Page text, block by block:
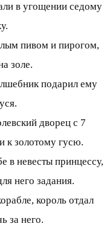
в угощении седому
пивом и пирогом,
золе.
подарил ему
дворец с 7
к золотому гусю.
в невесты принцессу,
него задания.
король отдал
за него.